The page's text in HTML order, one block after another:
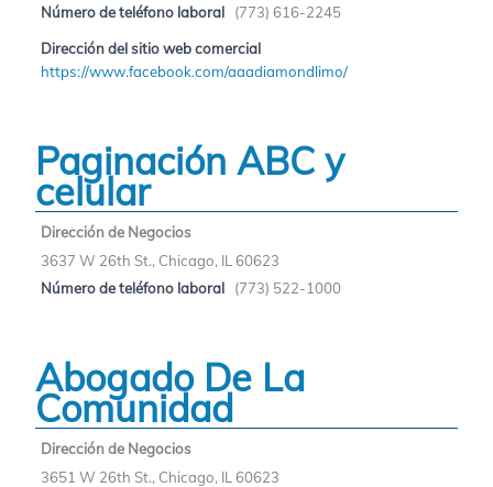
Número de teléfono laboral
(773) 616-2245
Dirección del sitio web comercial
https://www.facebook.com/aaadiamondlimo/
Paginación ABC y
celular
Dirección de Negocios
3637 W 26th St., Chicago, IL 60623
Número de teléfono laboral
(773) 522-1000
Abogado De La
Comunidad
Dirección de Negocios
3651 W 26th St., Chicago, IL 60623